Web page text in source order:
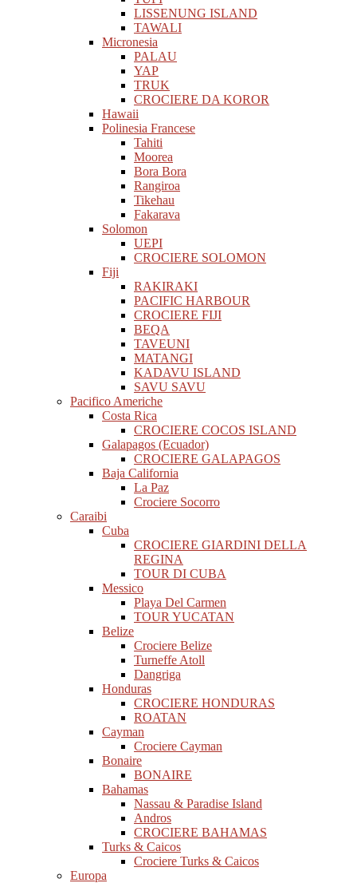
LISSENUNG ISLAND
TAWALI
Micronesia
PALAU
YAP
TRUK
CROCIERE DA KOROR
Hawaii
Polinesia Francese
Tahiti
Moorea
Bora Bora
Rangiroa
Tikehau
Fakarava
Solomon
UEPI
CROCIERE SOLOMON
Fiji
RAKIRAKI
PACIFIC HARBOUR
CROCIERE FIJI
BEQA
TAVEUNI
MATANGI
KADAVU ISLAND
SAVU SAVU
Pacifico Americhe
Costa Rica
CROCIERE COCOS ISLAND
Galapagos (Ecuador)
CROCIERE GALAPAGOS
Baja California
La Paz
Crociere Socorro
Caraibi
Cuba
CROCIERE GIARDINI DELLA
REGINA
TOUR DI CUBA
Messico
Playa Del Carmen
TOUR YUCATAN
Belize
Crociere Belize
Turneffe Atoll
Dangriga
Honduras
CROCIERE HONDURAS
ROATAN
Cayman
Crociere Cayman
Bonaire
BONAIRE
Bahamas
Nassau & Paradise Island
Andros
CROCIERE BAHAMAS
Turks & Caicos
Crociere Turks & Caicos
Europa